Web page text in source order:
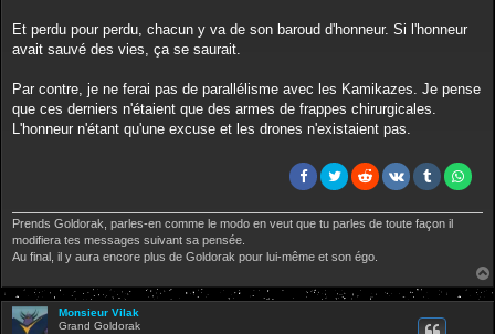
Et perdu pour perdu, chacun y va de son baroud d'honneur. Si l'honneur
avait sauvé des vies, ça se saurait.
Par contre, je ne ferai pas de parallélisme avec les Kamikazes. Je pense
que ces derniers n'étaient que des armes de frappes chirurgicales.
L'honneur n'étant qu'une excuse et les drones n'existaient pas.
Prends Goldorak, parles-en comme le modo en veut que tu parles de toute façon il
modifiera tes messages suivant sa pensée.
Au final, il y aura encore plus de Goldorak pour lui-même et son égo.
Monsieur Vilak
Grand Goldorak